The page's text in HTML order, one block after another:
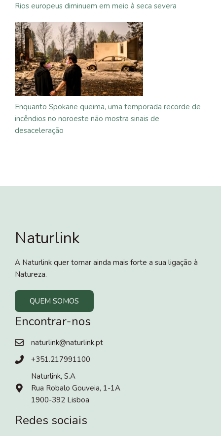
Rios europeus diminuem em meio à seca severa
Enquanto Spokane queima, uma temporada recorde de
incêndios no noroeste não mostra sinais de
desaceleração
Naturlink
A Naturlink quer tornar ainda mais forte a sua ligação à
Natureza.
QUEM SOMOS
Encontrar-nos
naturlink@naturlink.pt
+351.217991100
Naturlink, S.A
Rua Robalo Gouveia, 1-1A
1900-392 Lisboa
Redes sociais